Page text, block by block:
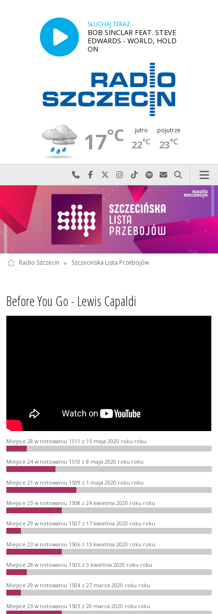
SŁUCHAJ TERAZ
BOB SINCLAR FEAT. STEVE
EDWARDS - WORLD, HOLD
ON
17°C jutro
22°C
pojutrze
23°C
Najlepiej po prostu do nas zadzwoń
Odwiedź nas na Facebook-u
Odwiedź nas na X
Odwiedź nas na Instagram-ie
Odwiedź nas na TikTok-u
Szukaj nas na Spotify
Wyślij do nas
Szukaj
Radio Szczecin » Szczecińska Lista Przebojów
Before You Go - Lewis Capaldi
Miejsce 28 w notowaniu 1511 z 15 maja 2020 roku roku
Miejsce 24 w notowaniu 1510 z 8 maja 2020 roku roku
Miejsce 21 w notowaniu 1509 z 1 maja 2020 roku roku
Miejsce 23 w notowaniu 1508 z 24 kwietnia 2020 roku roku
Miejsce 29 w notowaniu 1507 z 17 kwietnia 2020 roku roku
Miejsce 23 w notowaniu 1506 z 13 kwietnia 2020 roku roku
Miejsce 28 w notowaniu 1505 z 3 kwietnia 2020 roku roku
Miejsce 29 w notowaniu 1504 z 27 marca 2020 roku roku
Miejsce 23 w notowaniu 1503 z 20 marca 2020 roku roku